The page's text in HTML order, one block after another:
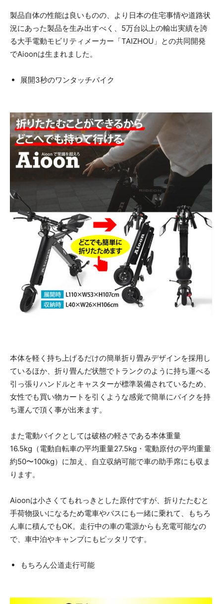
製品自体の性能は良いものの、より日本の住宅事情や道路状
況にあった製品を生み出すべく、5万台以上の輸出実績を誇
る大手電動モビリティメーカー「TAIZHOU」との共同開発
でAioonは生まれました。
展開3秒のワンタッチバイク
本体を軽く持ち上げるだけの簡単折り畳みデザインを採用し
ているほか、折り畳んだ状態でトランクのように持ち運べる
引っ張りハンドルとキャスターが標準装備されているため、
女性でも買い物カートを引くような感覚で簡単にバイクを持
ち運んで頂く事が出来ます。
また電動バイクとしては破格の軽さである本体重量
16.5kg（電動自転車の平均重量27.5kg・電動原付の平均重量
約50〜100kg）に加え、自立収納可能で車の助手席にも収ま
ります。
Aioonは小さくてもれっきとした原付ですが、折りたたむと
手荷物扱いになるため電車やバスにも一緒に乗れて、もちろ
ん車に積んでもOK。走行中の車の電源からも充電可能なの
で、車中泊やキャンプにもピッタリです。
もちろん公道走行可能